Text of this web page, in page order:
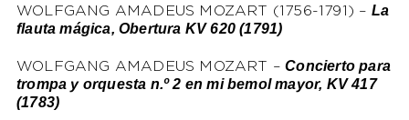
WOLFGANG AMADEUS MOZART (1756-1791) – La
flauta mágica, Obertura KV 620 (1791)
WOLFGANG AMADEUS MOZART –Concierto para
trompa y orquesta n.º 2 en mi bemol mayor, KV 417
(1783)